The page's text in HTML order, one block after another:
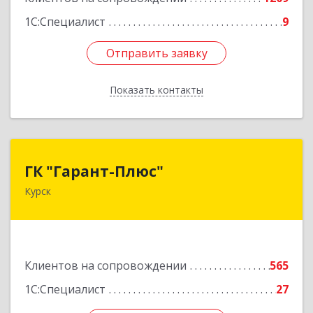
1С:Специалист
9
Отправить заявку
Показать контакты
Отправить заявку
Назад
ГК "Гарант-Плюс"
Курск
Клиентов на сопровождении
565
1С:Специалист
27
305035, Курская обл, Курск г, Овечкина ул, дом